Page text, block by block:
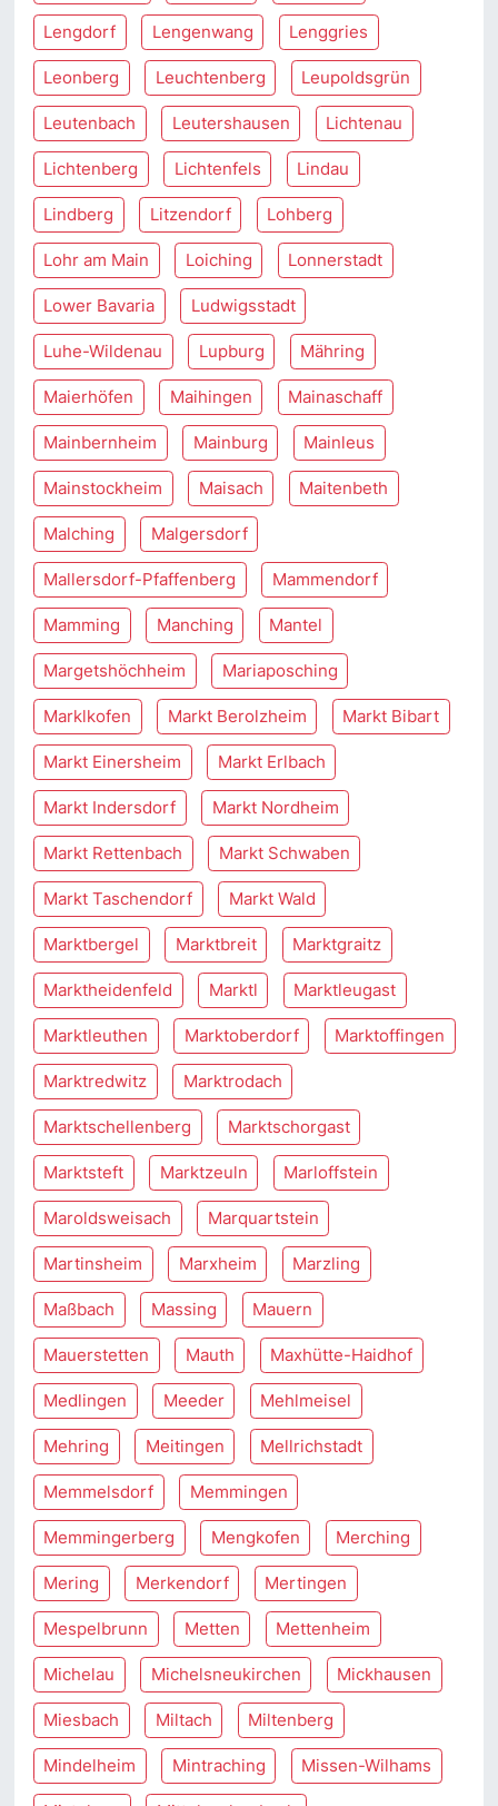
Lengdorf Lengenwang Lenggries
Leonberg Leuchtenberg Leupoldsgrün
Leutenbach Leutershausen Lichtenau
Lichtenberg Lichtenfels Lindau
Lindberg Litzendorf Lohberg
Lohr am Main Loiching Lonnerstadt
Lower Bavaria Ludwigsstadt
Luhe-Wildenau Lupburg Mähring
Maierhöfen Maihingen Mainaschaff
Mainbernheim Mainburg Mainleus
Mainstockheim Maisach Maitenbeth
Malching Malgersdorf
Mallersdorf-Pfaffenberg Mammendorf
Mamming Manching Mantel
Margetshöchheim Mariaposching
Marklkofen Markt Berolzheim Markt Bibart
Markt Einersheim Markt Erlbach
Markt Indersdorf Markt Nordheim
Markt Rettenbach Markt Schwaben
Markt Taschendorf Markt Wald
Marktbergel Marktbreit Marktgraitz
Marktheidenfeld Marktl Marktleugast
Marktleuthen Marktoberdorf Marktoffingen
Marktredwitz Marktrodach
Marktschellenberg Marktschorgast
Marktsteft Marktzeuln Marloffstein
Maroldsweisach Marquartstein
Martinsheim Marxheim Marzling
Maßbach Massing Mauern
Mauerstetten Mauth Maxhütte-Haidhof
Medlingen Meeder Mehlmeisel
Mehring Meitingen Mellrichstadt
Memmelsdorf Memmingen
Memmingerberg Mengkofen Merching
Mering Merkendorf Mertingen
Mespelbrunn Metten Mettenheim
Michelau Michelsneukirchen Mickhausen
Miesbach Miltach Miltenberg
Mindelheim Mintraching Missen-Wilhams